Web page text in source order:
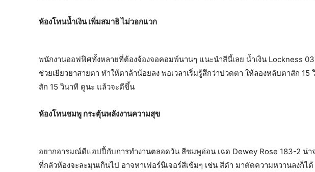
ห้องโทนน้ำเงิน เพิ่มสมาธิ ไม่วอกแวก
พนักงานออฟฟิศทั้งหลายที่ต้องจ้องจอคอมพ์นานๆ แนะนำสีนี้เลย น้ำเงิน Lockness
ช่วยเยียวยาสายตา ทำให้ตาล้าน้อยลง พอเวลาเริ่มรู้สึกว่าปวดตา ให้ลองหลับตาสัก
สัก 15 วินาที ดูนะ แล้วจะดีขึ้น
ห้องโทนชมพู กระตุ้นพลังงานความสุข
อยากอารมณ์ดีแฮปปี้กับการทำงานตลอดวัน สีชมพูอ่อน เฉด Dewey Rose 183-2 น่
ที่กลัวห้องจะละมุนเกินไป อาจหาเฟอร์นิเจอร์สีเข้มๆ เช่น สีดำ มาตัดความหวานลงก็ได้